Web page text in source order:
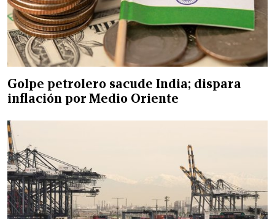
Golpe petrolero sacude India; dispara
inflación por Medio Oriente